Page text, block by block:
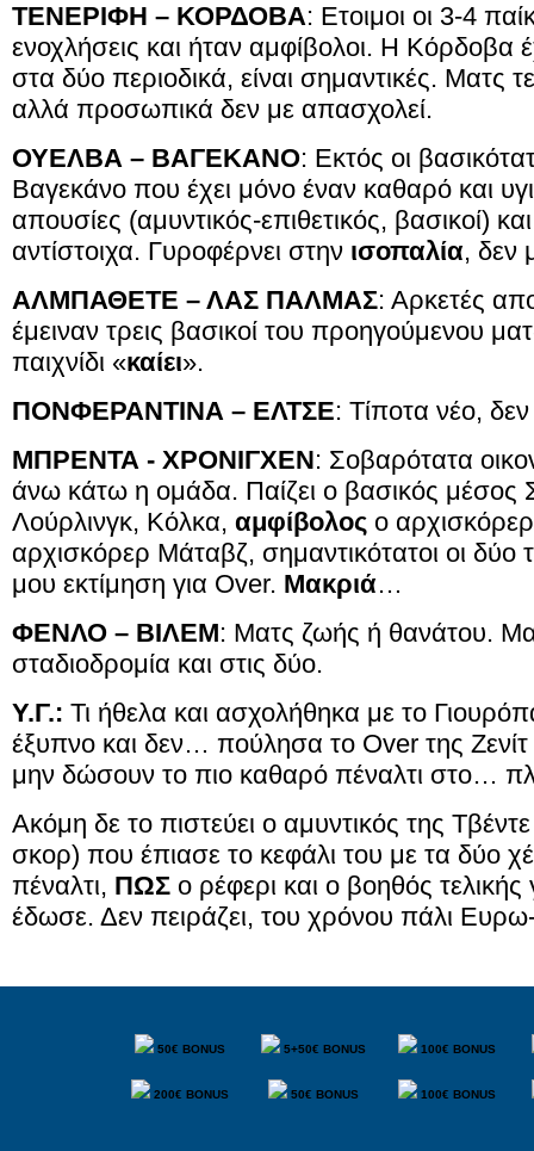
ΤΕΝΕΡΙΦΗ – ΚΟΡΔΟΒΑ: Ετοιμοι οι 3-4
ενοχλήσεις και ήταν αμφίβολοι. Η Κόρδοβα
στα δύο περιοδικά, είναι σημαντικές. Ματς
αλλά προσωπικά δεν με απασχολεί.
ΟΥΕΛΒΑ – ΒΑΓΕΚΑΝΟ: Εκτός οι
Βαγεκάνο που έχει μόνο έναν καθαρό και
απουσίες (αμυντικός-επιθετικός, βασικοί)
αντίστοιχα. Γυροφέρνει στην ισοπαλία, δεν
ΑΛΜΠΑΘΕΤΕ – ΛΑΣ ΠΑΛΜΑΣ: Αρκετές
έμειναν τρεις βασικοί του προηγούμενου
παιχνίδι «καίει».
ΠΟΝΦΕΡΑΝΤΙΝΑ – ΕΛΤΣΕ: Τίποτα νέο,
ΜΠΡΕΝΤΑ - ΧΡΟΝΙΓΧΕΝ: Σοβαρότατα
άνω κάτω η ομάδα. Παίζει ο βασικός μέσος
Λούρλινγκ, Κόλκα, αμφίβολος ο
αρχισκόρερ Μάταβζ, σημαντικότατοι οι
μου εκτίμηση για Over. Μακριά…
ΦΕΝΛΟ – ΒΙΛΕΜ: Ματς ζωής ή θανάτου.
σταδιοδρομία και στις δύο.
Υ.Γ.: Τι ήθελα και ασχολήθηκα με το
έξυπνο και δεν… πούλησα το Over της
μην δώσουν το πιο καθαρό πέναλτι στο…
Ακόμη δε το πιστεύει ο αμυντικός της
σκορ) που έπιασε το κεφάλι του με τα δύο
πέναλτι, ΠΩΣ ο ρέφερι και ο βοηθός
έδωσε. Δεν πειράζει, του χρόνου πάλι
50€ BONUS 5+50€ BONUS 100€ BONUS
200€ BONUS 50€ BONUS 100€ BONUS